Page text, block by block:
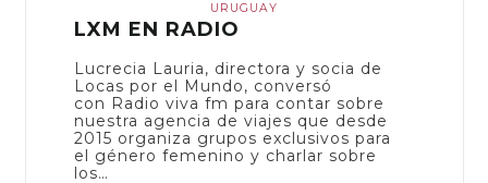
URUGUAY
LXM EN RADIO
Lucrecia Lauria, directora y socia de
Locas por el Mundo, conversó
con Radio viva fm para contar sobre
nuestra agencia de viajes que desde
2015 organiza grupos exclusivos para
el género femenino y charlar sobre
los…